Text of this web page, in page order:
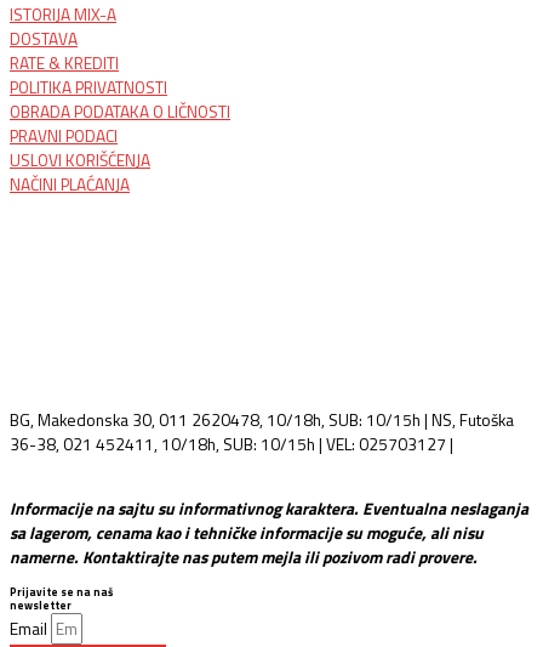
ISTORIJA MIX-A
DOSTAVA
RATE & KREDITI
POLITIKA PRIVATNOSTI
OBRADA PODATAKA O LIČNOSTI
PRAVNI PODACI
USLOVI KORIŠĆENJA
NAČINI PLAĆANJA
BG, Makedonska 30, 011 2620478, 10/18h, SUB: 10/15h | NS, Futoška
36-38, 021 452411, 10/18h, SUB: 10/15h | VEL: 025703127 |
Informacije na sajtu su informativnog karaktera. Eventualna neslaganja
sa lagerom, cenama kao i tehničke informacije su moguće, ali nisu
namerne. Kontaktirajte nas putem mejla ili pozivom radi provere.
Prijavite se na naš
newsletter
Email